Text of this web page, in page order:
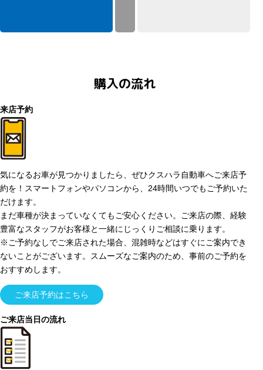
購入の流れ
来店予約
気になるお車が見つかりましたら、ぜひクスハラ自動車へご来店予
約を！スマートフォンやパソコンから、24時間いつでもご予約いた
だけます。
まだ車種が決まっていなくてもご安心ください。ご来店の際、経験
豊富なスタッフがお客様と一緒にじっくりご相談に乗ります。
※ご予約なしでご来店された場合、混雑時などはすぐにご案内でき
ないことがございます。スムーズなご案内のため、事前のご予約を
おすすめします。
ご来店予約はこちら
ご来店当日の流れ